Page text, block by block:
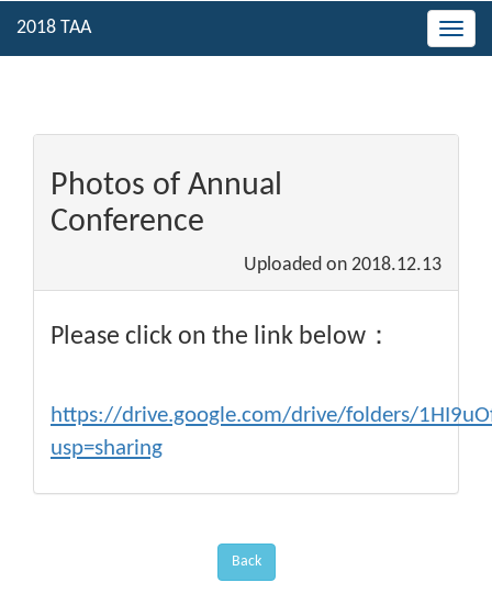
Photos of Annual
Conference
Uploaded on 2018.12.13
Please click on the link below：
https://drive.google.com/drive/folders/
usp=sharing
Back